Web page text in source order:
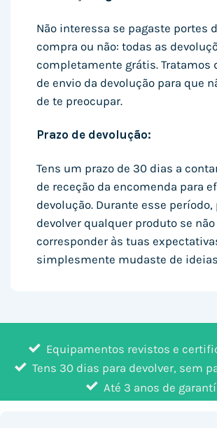
Não interessa se pagaste portes
compra ou não: todas as
completamente grátis. Tratamos
de envio da devolução para que
de te preocupar.
Prazo de devolução:
Tens um prazo de 30 dias a
de receção da encomenda para
devolução. Durante esse período,
devolver qualquer produto se não
corresponder às tuas
simplesmente mudaste de
Equipamentos revistos e
Tens 30 dias para devolver, sem
Até 3 anos de